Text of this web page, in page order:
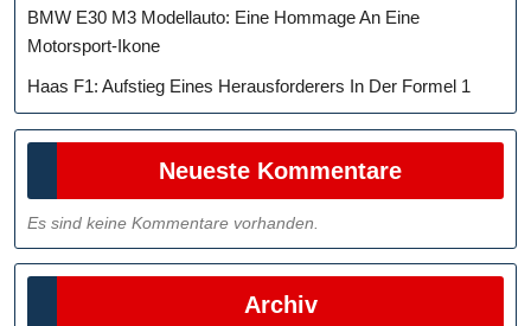
BMW E30 M3 Modellauto: Eine Hommage An Eine
Motorsport-Ikone
Haas F1: Aufstieg Eines Herausforderers In Der Formel 1
Neueste Kommentare
Es sind keine Kommentare vorhanden.
Archiv